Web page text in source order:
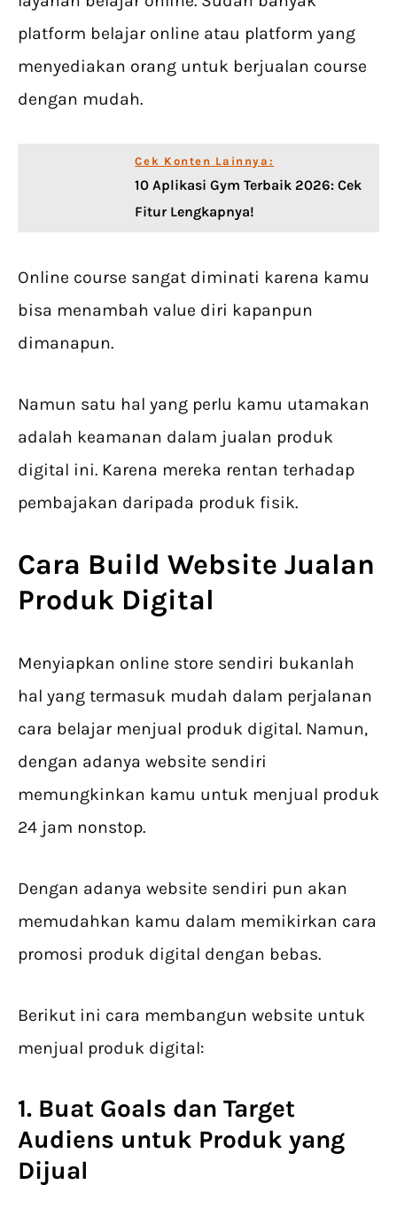
platform belajar online atau platform yang
menyediakan orang untuk berjualan course
dengan mudah.
Cek Konten Lainnya:
10 Aplikasi Gym Terbaik 2026: Cek
Fitur Lengkapnya!
Online course sangat diminati karena kamu
bisa menambah value diri kapanpun
dimanapun.
Namun satu hal yang perlu kamu utamakan
adalah keamanan dalam jualan produk
digital ini. Karena mereka rentan terhadap
pembajakan daripada produk fisik.
Cara Build Website Jualan
Produk Digital
Menyiapkan online store sendiri bukanlah
hal yang termasuk mudah dalam perjalanan
cara belajar menjual produk digital. Namun,
dengan adanya website sendiri
memungkinkan kamu untuk menjual produk
24 jam nonstop.
Dengan adanya website sendiri pun akan
memudahkan kamu dalam memikirkan cara
promosi produk digital dengan bebas.
Berikut ini cara membangun website untuk
menjual produk digital:
1. Buat Goals dan Target
Audiens untuk Produk yang
Dijual